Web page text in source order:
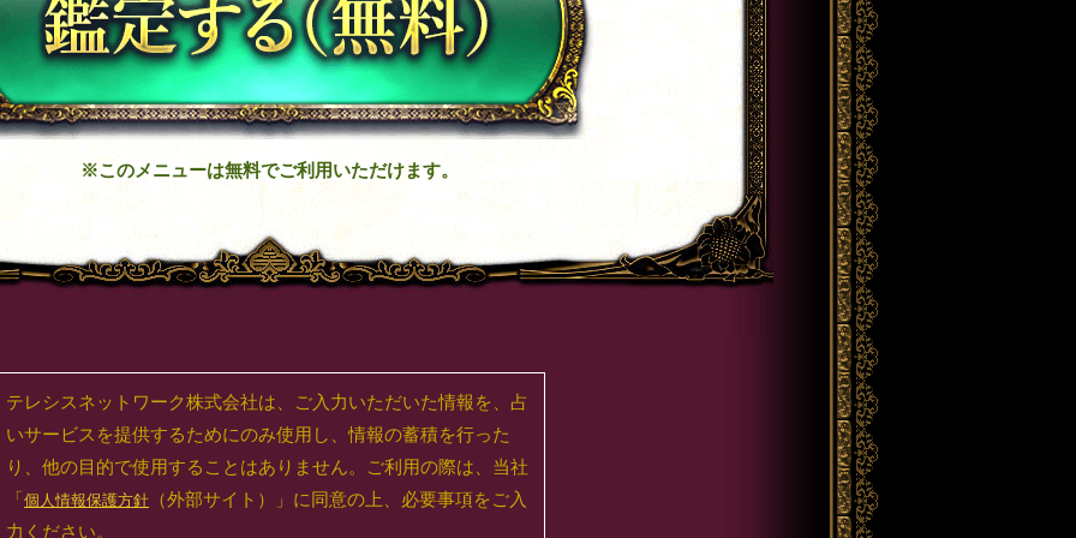
※このメニューは無料でご利用いただけます。
テレシスネットワーク株式会社は、ご入力いただいた情報を、占
いサービスを提供するためにのみ使用し、情報の蓄積を行った
り、他の目的で使用することはありません。ご利用の際は、当社
「個人情報保護方針 （外部サイト）」に同意の上、必要事項をご入
力ください。